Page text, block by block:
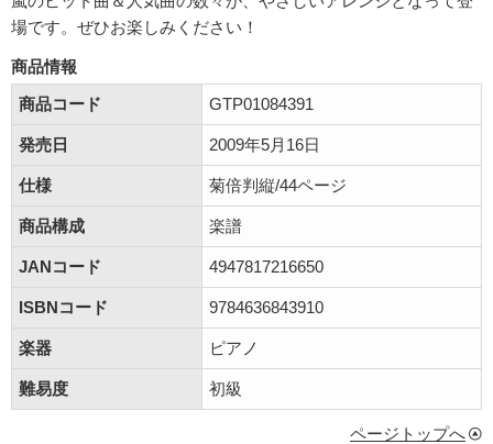
場です。ぜひお楽しみください！
商品情報
商品コード
GTP01084391
発売日 2009年5月16日
仕様 菊倍判縦/44ページ
商品構成 楽譜
JANコード 4947817216650
ISBNコード 9784636843910
楽器 ピアノ
難易度 初級
ページトップへ